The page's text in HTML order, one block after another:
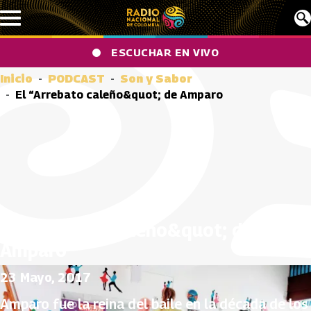
Pasar al contenido principal
ESCUCHAR EN VIVO
Inicio PODCAST
Son y Sabor
El “Arrebato caleño&quot; de Amparo
23 Mayo, 2017
Amparo fue la reina del baile en la década de los